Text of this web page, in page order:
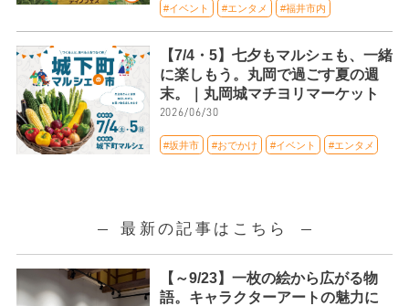
#イベント #エンタメ #福井市内
【7/4・5】七夕もマルシェも、一緒
に楽しもう。丸岡で過ごす夏の週
末。｜丸岡城マチヨリマーケット
2026/06/30
#坂井市 #おでかけ #イベント #エンタメ
最新の記事はこちら
【～9/23】一枚の絵から広がる物
語。キャラクターアートの魅力に